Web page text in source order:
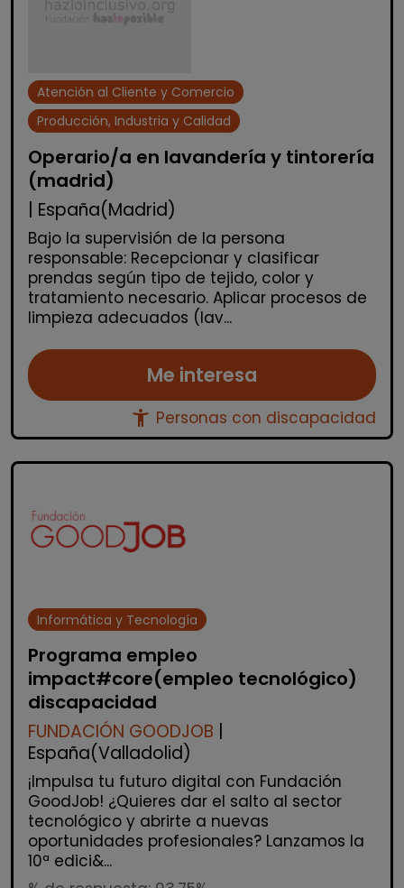
Atención al Cliente y Comercio
Producción, Industria y Calidad
Operario/a en lavandería y tintorería
(madrid)
| España(Madrid)
Bajo la supervisión de la persona
responsable: Recepcionar y clasificar
prendas según tipo de tejido, color y
tratamiento necesario. Aplicar procesos de
limpieza adecuados (lav...
Me interesa
accessibility_new Personas con discapacidad
Informática y Tecnología
Programa empleo
impact#core(empleo tecnológico)
discapacidad
FUNDACIÓN GOODJOB
España(Valladolid)
¡Impulsa tu futuro digital con Fundación
GoodJob! ¿Quieres dar el salto al sector
tecnológico y abrirte a nuevas
oportunidades profesionales? Lanzamos la
10ª edici&...